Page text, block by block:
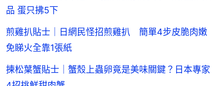
品 蛋只拂5下
煎雞扒貼士｜日網民怪招煎雞扒 簡單4步皮脆肉嫩
免睇火全靠1張紙
揀松葉蟹貼士｜蟹殼上蟲卵竟是美味關鍵？日本專家